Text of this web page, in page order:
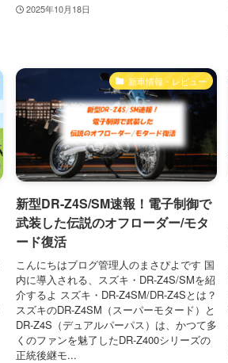
2025年10月18日
新車情報・レビュー
新型DR-Z4S/SM速報！電子制御で
武装した伝説のオフローダー/モタ
ード復活
こんにちはブログ管理人のまさぴよです 国
内に導入される、スズキ・DR-Z4S/SMを紹
介するよ スズキ・DR-Z4SM/DR-Z4Sとは？
スズキのDR-Z4SM（スーパーモタード）と
DR-Z4S（デュアルパーパス）は、かつて多
くのファンを魅了したDR-Z400シリーズの
正統後継モ...